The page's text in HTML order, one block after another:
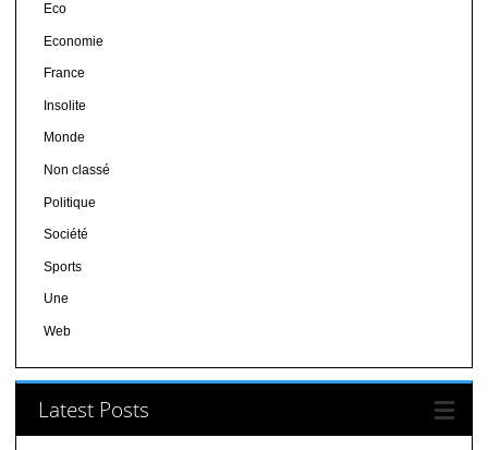
Eco
Economie
France
Insolite
Monde
Non classé
Politique
Société
Sports
Une
Web
Latest Posts